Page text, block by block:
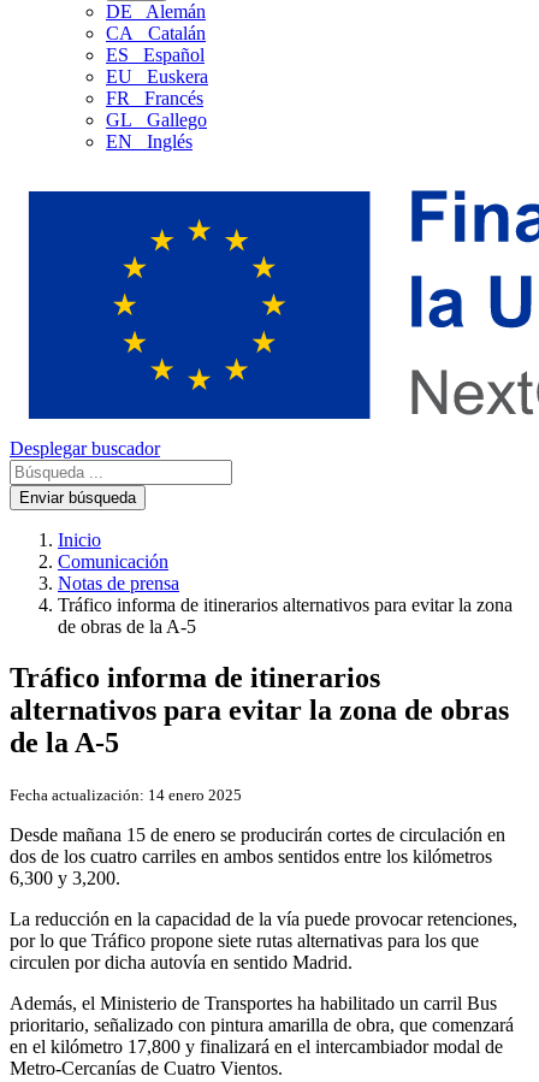
DE
Alemán
CA
Catalán
ES
Español
EU
Euskera
FR
Francés
GL
Gallego
EN
Inglés
Desplegar buscador
Enviar búsqueda
Inicio
Comunicación
Notas de prensa
Tráfico informa de itinerarios alternativos para evitar la zona
de obras de la A-5
Tráfico informa de itinerarios
alternativos para evitar la zona de obras
de la A-5
Fecha actualización: 14 enero 2025
Desde mañana 15 de enero se producirán cortes de circulación en
dos de los cuatro carriles en ambos sentidos entre los kilómetros
6,300 y 3,200.
La reducción en la capacidad de la vía puede provocar retenciones,
por lo que Tráfico propone siete rutas alternativas para los que
circulen por dicha autovía en sentido Madrid.
Además, el Ministerio de Transportes ha habilitado un carril Bus
prioritario, señalizado con pintura amarilla de obra, que comenzará
en el kilómetro 17,800 y finalizará en el intercambiador modal de
Metro-Cercanías de Cuatro Vientos.